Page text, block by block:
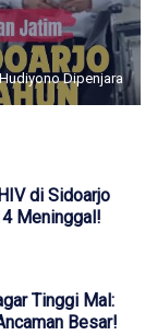
Dipenjara
di Sidoarjo
Meninggal!
Tinggi Mal:
Besar!